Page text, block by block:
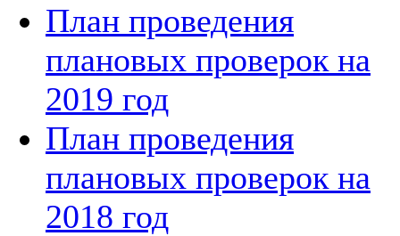
План проведения
плановых проверок на
2019 год
План проведения
плановых проверок на
2018 год